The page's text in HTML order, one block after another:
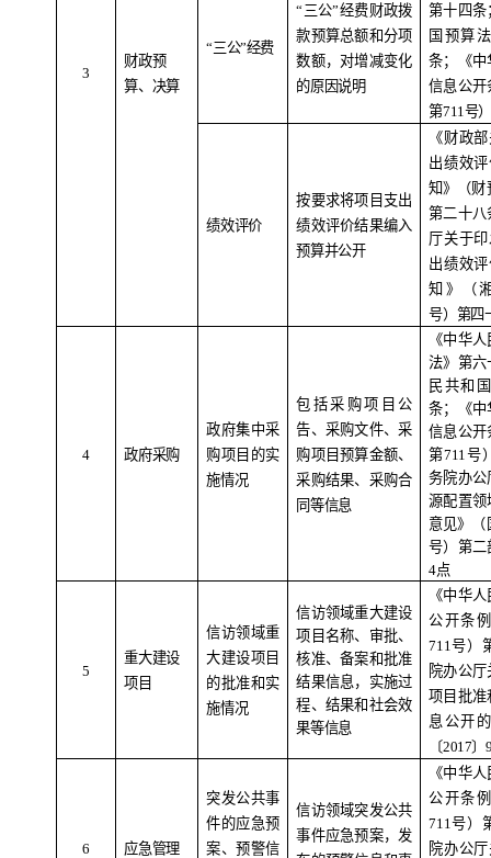
3
财政预
算、决算
“三公”经费
“三公”经费财政拨
款预算总额和分项
数额，对增减变化
的原因说明
第十四条
国预算
条；《中
信息公开
第711 号
绩效评价
按要求将项目支出
绩效评价结果编入
预算并公开
《财政
出绩效
知》（财
第二十八
厅关于
出绩效
知》（
号）第四
4 政府采购
政府集中采
购项目的实
施情况
包括采购项目公
告、采购文件、采
购项目预算金额、
采购结果、采购合
同等信息
《中华
法》第六
民共和
条；《中
信息公开
第711 号
务院办公
源配置领
意见》（
号）第二
4点
5
重大建设
项目
信访领域重
大建设项目
的批准和实
施情况
信访领域重大建设
项目名称、审批、
核准、备案和批准
结果信息，实施过
程、结果和社会效
果等信息
《中华
公开条
711 号）
院办公
项目批准
息公开
〔2017〕
6 应急管理
突发公共事
件的应急预
案、预警信
信访领域突发公共
事件应急预案，发
《中华
公开条
711 号）
院办公